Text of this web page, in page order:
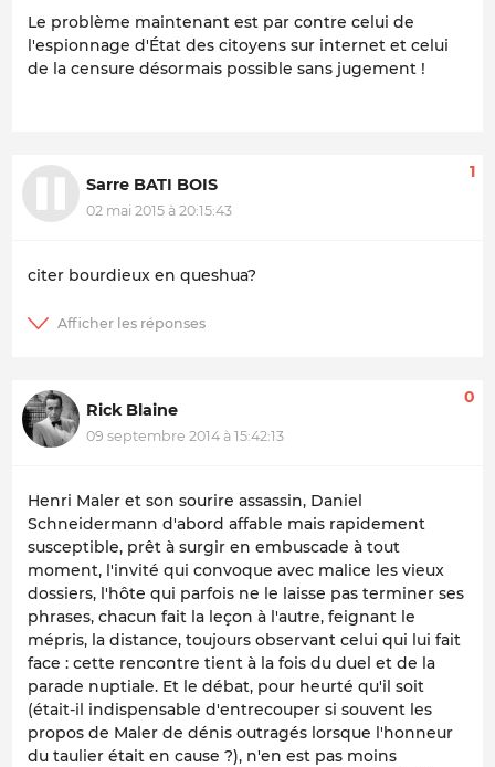
Le problème maintenant est par contre celui de
l'espionnage d'État des citoyens sur internet et celui
de la censure désormais possible sans jugement !
Sarre BATI BOIS
02 mai 2015 à 20:15:43
1
citer bourdieux en queshua?
Rick Blaine
09 septembre 2014 à 15:42:13
0
Henri Maler et son sourire assassin, Daniel
Schneidermann d'abord affable mais rapidement
susceptible, prêt à surgir en embuscade à tout
moment, l'invité qui convoque avec malice les vieux
dossiers, l'hôte qui parfois ne le laisse pas terminer ses
phrases, chacun fait la leçon à l'autre, feignant le
mépris, la distance, toujours observant celui qui lui fait
face : cette rencontre tient à la fois du duel et de la
parade nuptiale. Et le débat, pour heurté qu'il soit
(était-il indispensable d'entrecouper si souvent les
propos de Maler de dénis outragés lorsque l'honneur
du taulier était en cause ?), n'en est pas moins